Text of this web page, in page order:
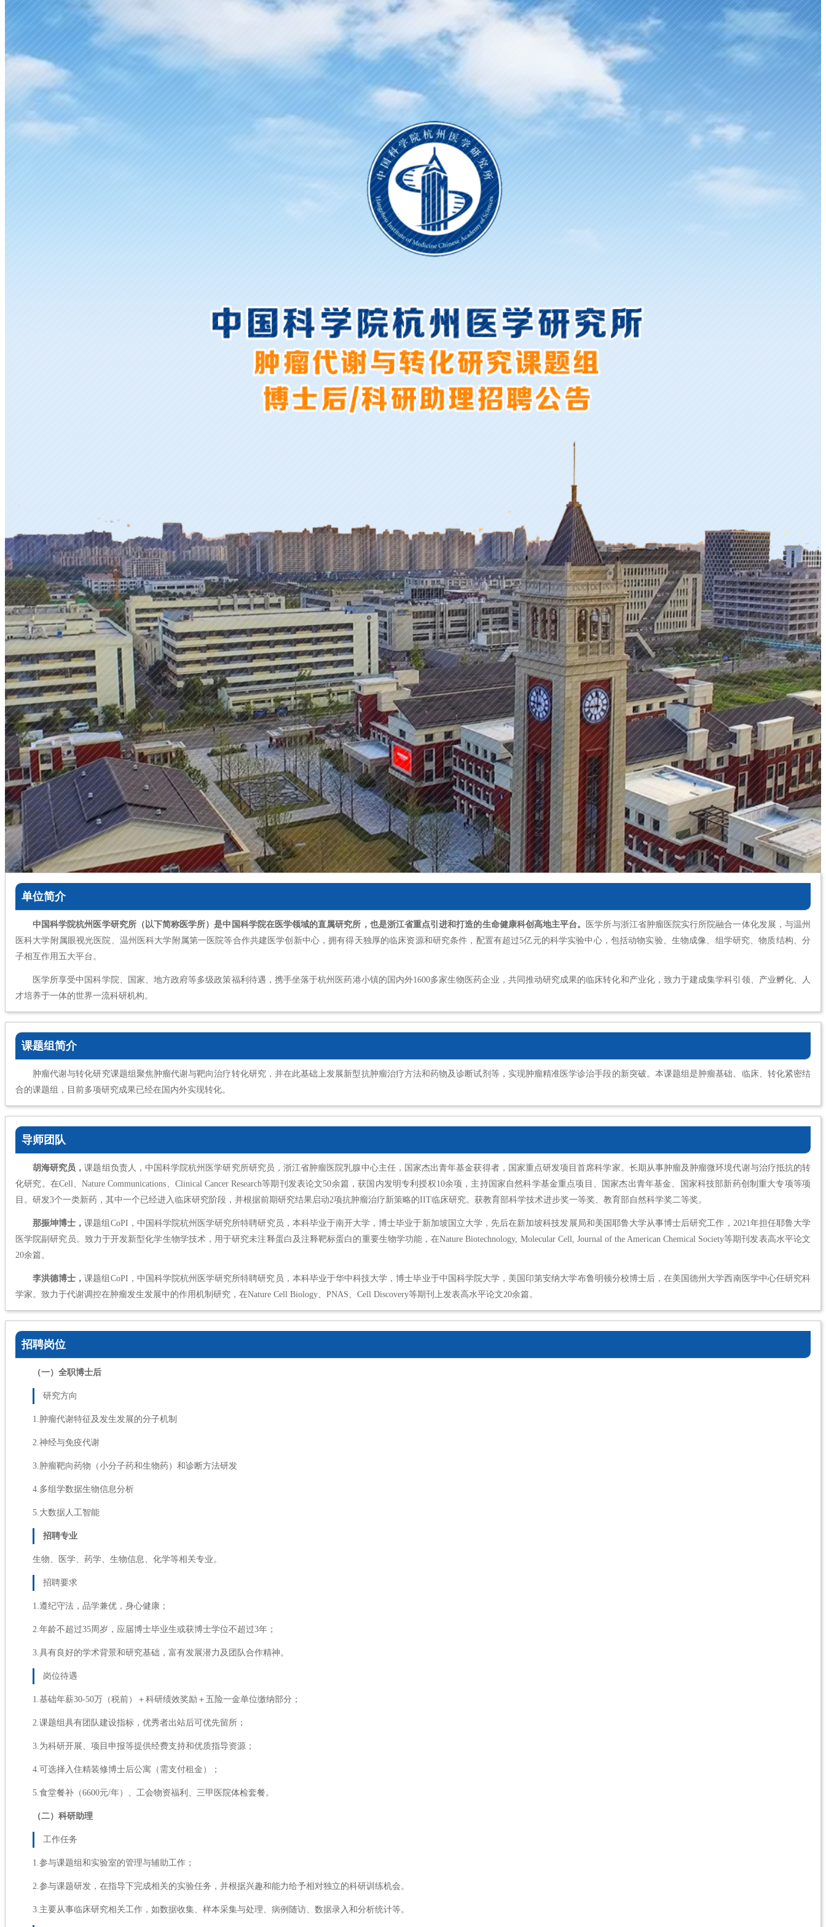
单位简介
中国科学院杭州医学研究所（以下简称医学所）是中国科学院在医学领域的直属研究所，也是浙江省重点引进和打造的生命健康科创高地主平台。
医学所与浙江省肿瘤医院实行所院融合一体化发展，与温州
医科大学附属眼视光医院、温州医科大学附属第一医院等合作共建医学创新中心，拥有得天独厚的临床资源和研究条件，配置有超过5亿元的科学实验中心，包括动物实验、生物成像、组学研究、物质结构、分
子相互作用五大平台。
医学所享受中国科学院、国家、地方政府等多级政策福利待遇，携手坐落于杭州医药港小镇的国内外1600多家生物医药企业，共同推动研究成果的临床转化和产业化，致力于建成集学科引领、产业孵化、人
才培养于一体的世界一流科研机构。
课题组简介
肿瘤代谢与转化研究课题组聚焦肿瘤代谢与靶向治疗转化研究，并在此基础上发展新型抗肿瘤治疗方法和药物及诊断试剂等，实现肿瘤精准医学诊治手段的新突破。本课题组是肿瘤基础、临床、转化紧密结
合的课题组，目前多项研究成果已经在国内外实现转化。
导师团队
胡海研究员，课题组负责人，中国科学院杭州医学研究所研究员，浙江省肿瘤医院乳腺中心主任，国家杰出青年基金获得者，国家重点研发项目首席科学家。长期从事肿瘤及肿瘤微环境代谢与治疗抵抗的转
化研究。在Cell、Nature Communications、Clinical Cancer Research等期刊发表论文50余篇，获国内发明专利授权10余项，主持国家自然科学基金重点项目、国家杰出青年基金、国家科技部新药创制重大专项等项
目。研发3个一类新药，其中一个已经进入临床研究阶段，并根据前期研究结果启动2项抗肿瘤治疗新策略的IIT临床研究。获教育部科学技术进步奖一等奖、教育部自然科学奖二等奖。
那振坤博士，课题组CoPI，中国科学院杭州医学研究所特聘研究员，本科毕业于南开大学，博士毕业于新加坡国立大学，先后在新加坡科技发展局和美国耶鲁大学从事博士后研究工作，2021年担任耶鲁大学
医学院副研究员。致力于开发新型化学生物学技术，用于研究未注释蛋白及注释靶标蛋白的重要生物学功能，在Nature Biotechnology, Molecular Cell, Journal of the American Chemical Society等期刊发表高水平论文
20余篇。
李洪德博士，课题组CoPI，中国科学院杭州医学研究所特聘研究员，本科毕业于华中科技大学，博士毕业于中国科学院大学，美国印第安纳大学布鲁明顿分校博士后，在美国德州大学西南医学中心任研究科
学家。致力于代谢调控在肿瘤发生发展中的作用机制研究，在Nature Cell Biology、PNAS、Cell Discovery等期刊上发表高水平论文20余篇。
招聘岗位
（一）全职博士后
研究方向
1.肿瘤代谢特征及发生发展的分子机制
2.神经与免疫代谢
3.肿瘤靶向药物（小分子药和生物药）和诊断方法研发
4.多组学数据生物信息分析
5.大数据人工智能
招聘专业
生物、医学、药学、生物信息、化学等相关专业。
招聘要求
1.遵纪守法，品学兼优，身心健康；
2.年龄不超过35周岁，应届博士毕业生或获博士学位不超过3年；
3.具有良好的学术背景和研究基础，富有发展潜力及团队合作精神。
岗位待遇
1.基础年薪30-50万（税前）＋科研绩效奖励＋五险一金单位缴纳部分；
2.课题组具有团队建设指标，优秀者出站后可优先留所；
3.为科研开展、项目申报等提供经费支持和优质指导资源；
4.可选择入住精装修博士后公寓（需支付租金）；
5.食堂餐补（6600元/年）、工会物资福利、三甲医院体检套餐。
（二）科研助理
工作任务
1.参与课题组和实验室的管理与辅助工作；
2.参与课题研发，在指导下完成相关的实验任务，并根据兴趣和能力给予相对独立的科研训练机会。
3.主要从事临床研究相关工作，如数据收集、样本采集与处理、病例随访、数据录入和分析统计等。